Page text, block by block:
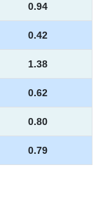
0.94
0.42
1.38
0.62
0.80
0.79